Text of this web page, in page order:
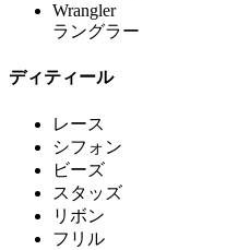
Wrangler
ラングラー
ディティール
レース
シフォン
ビーズ
スタッズ
リボン
フリル